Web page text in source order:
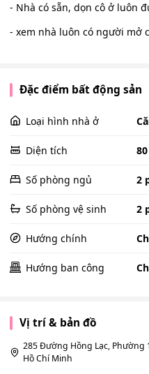
- Nhà có sẵn, dọn cô ở luôn
- xem nhà luôn có người mở
Đặc điểm bất động sản
Loại hình nhà ở
Diện tích
Số phòng ngủ 2
Số phòng vệ sinh 2
Hướng chính
Hướng ban công
Vị trí & bản đồ
285 Đường Hồng Lạc, Phường
Hồ Chí Minh